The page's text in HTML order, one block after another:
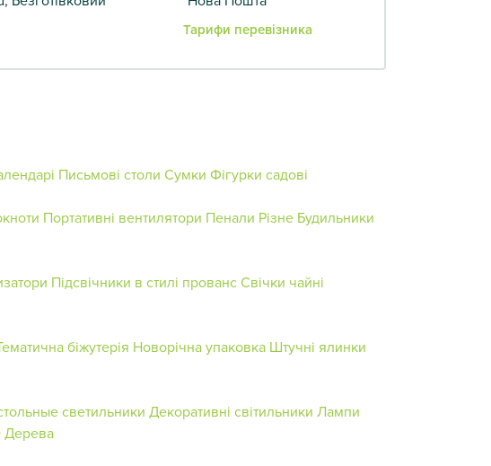
Тарифи перевізника
Письмові столи Сумки Фігурки садові
Портативні вентилятори Пенали Різне Будильники
Підсвічники в стилі провансСвічки чайні
біжутерія Новорічна упаковка Штучні ялинки
светильники Декоративні світильники Лампи
Дерева